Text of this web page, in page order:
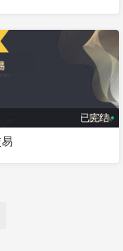
已完结